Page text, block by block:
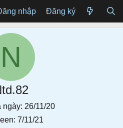
nhập Đăng ký
N
ngày 26/11/20
7/11/21